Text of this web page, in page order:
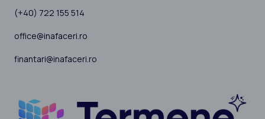
(+40) 722 155 514
office@inafaceri.ro
finantari@inafaceri.ro